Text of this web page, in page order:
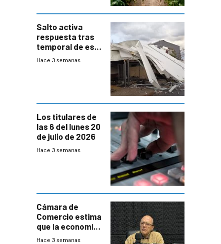
Salto activa
respuesta tras
temporal de este
sábado con
Hace 3 semanas
Los titulares de
las 6 del lunes 20
de julio de 2026
Hace 3 semanas
Cámara de
Comercio estima
que la economía
crecerá 1,6%
Hace 3 semanas